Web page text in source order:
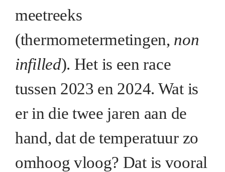
meetreeks
(thermometermetingen, non
infilled). Het is een race
tussen 2023 en 2024. Wat is
er in die twee jaren aan de
hand, dat de temperatuur zo
omhoog vloog? Dat is vooral